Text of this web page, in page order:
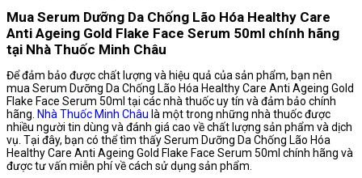
Mua Serum Dưỡng Da Chống Lão Hóa Healthy Care
Anti Ageing Gold Flake Face Serum 50ml chính hãng
tại Nhà Thuốc Minh Châu
Để đảm bảo được chất lượng và hiệu quả của sản phẩm, bạn nên
mua Serum Dưỡng Da Chống Lão Hóa Healthy Care Anti Ageing Gold
Flake Face Serum 50ml tại các nhà thuốc uy tín và đảm bảo chính
hãng. Nhà Thuốc Minh Châu là một trong những nhà thuốc được
nhiều người tin dùng và đánh giá cao về chất lượng sản phẩm và dịch
vụ. Tại đây, bạn có thể tìm thấy Serum Dưỡng Da Chống Lão Hóa
Healthy Care Anti Ageing Gold Flake Face Serum 50ml chính hãng và
được tư vấn miễn phí về cách sử dụng sản phẩm.